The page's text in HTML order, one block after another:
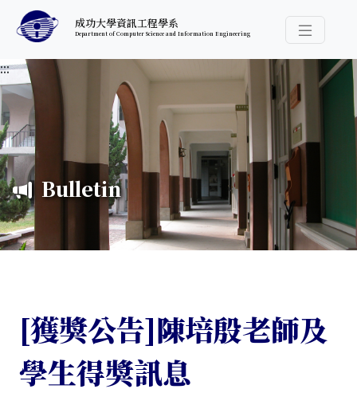
跳至中央內容區塊
成功大學資訊工程學系
Department of Computer Science and Information Engineering
導覽選
:::
Bulletin
[獲獎公告]陳培殷老師及
學生得獎訊息